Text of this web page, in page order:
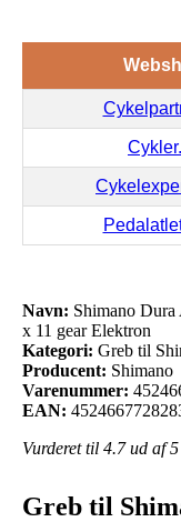
Navn: Shimano
x 11 gear Elektron
Kategori: Greb til
Producent: Shimano
Varenummer:
EAN:
Vurderet til 4.7ud af 5
Greb til